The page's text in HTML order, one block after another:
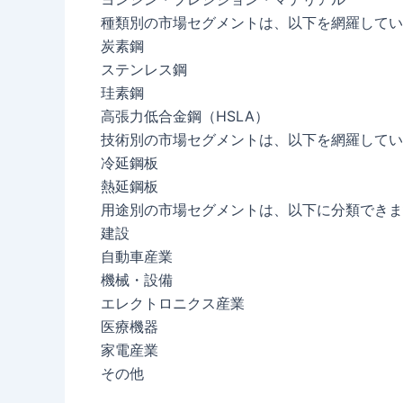
種類別の市場セグメントは、以下を網羅して
炭素鋼
ステンレス鋼
珪素鋼
高張力低合金鋼（HSLA）
技術別の市場セグメントは、以下を網羅して
冷延鋼板
熱延鋼板
用途別の市場セグメントは、以下に分類でき
建設
自動車産業
機械・設備
エレクトロニクス産業
医療機器
家電産業
その他